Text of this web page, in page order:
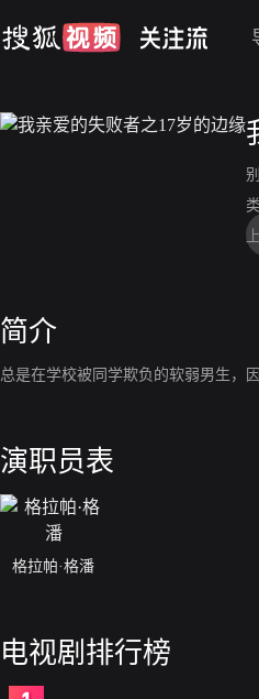
简介
总是在学校被同学欺负的软弱男生，
演职员表
格拉帕·格潘
电视剧排行榜